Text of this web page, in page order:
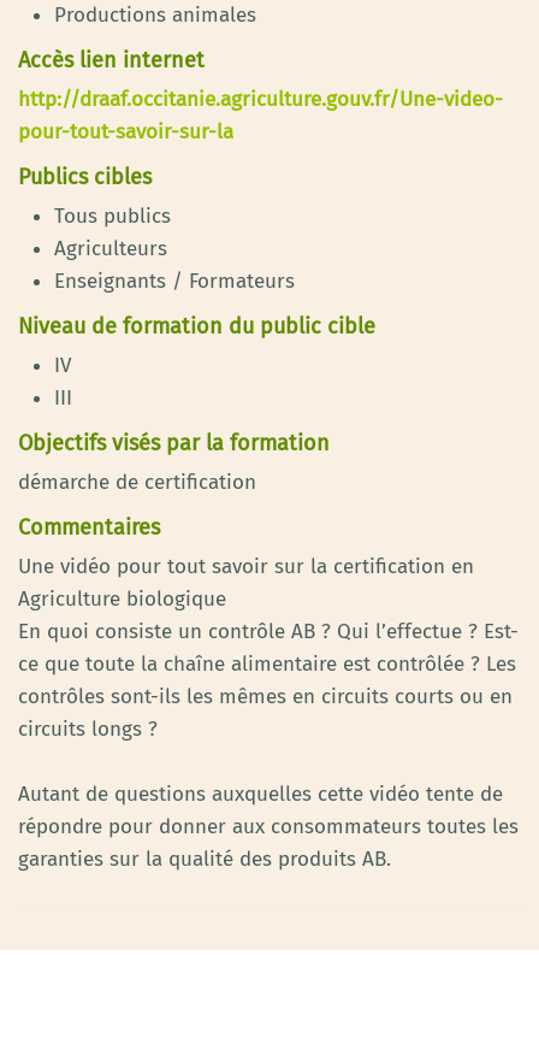
Productions animales
Accès lien internet
http://draaf.occitanie.agriculture.gouv.fr/Une-video-
pour-tout-savoir-sur-la
Publics cibles
Tous publics
Agriculteurs
Enseignants / Formateurs
Niveau de formation du public cible
IV
III
Objectifs visés par la formation
démarche de certification
Commentaires
Une vidéo pour tout savoir sur la certification en
Agriculture biologique
En quoi consiste un contrôle AB ? Qui l’effectue ? Est-
ce que toute la chaîne alimentaire est contrôlée ? Les
contrôles sont-ils les mêmes en circuits courts ou en
circuits longs ?
Autant de questions auxquelles cette vidéo tente de
répondre pour donner aux consommateurs toutes les
garanties sur la qualité des produits AB.